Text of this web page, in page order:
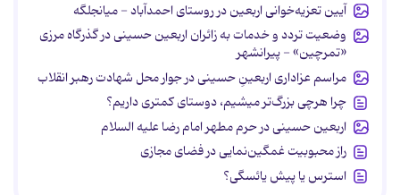
آیین تعزیه‌خوانی اربعین در روستای احمدآباد - میانجلگه
وضعیت تردد و خدمات به زائران اربعین حسینی در گذرگاه مرزی
«تمرچین» - پیرانشهر
مراسم عزاداری اربعینِ حسینی در جوار محل شهادت رهبر انقلاب
چرا هرچی بزرگ‌تر میشیم، دوستای کمتری داریم؟
اربعین حسینی در حرم مطهر امام رضا علیه السلام
راز محبوبیت غمگین‌نمایی در فضای مجازی
استرس یا پیش یائسگی؟